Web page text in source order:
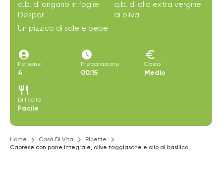
q.b. di origano in foglie
Despar
q.b. di olio extra vergine
di oliva
Un pizzico di sale e pepe
account_circle
Persone
4
access_time_filled
Preparazione
00:15
euro
Costo
Medio
restaurant
Difficoltà
Facile
Home Casa Di Vita
Ricette
Caprese con pane integrale, olive taggiasche e olio al basilico